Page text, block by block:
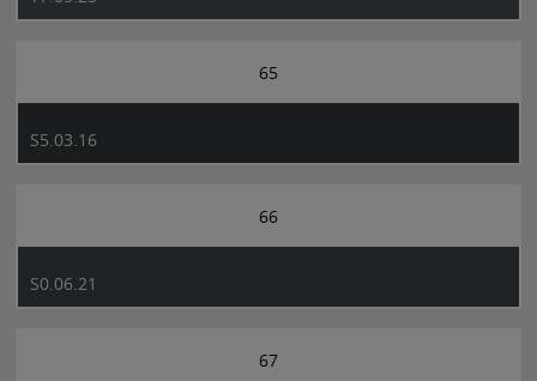
65
S5.03.16
66
S0.06.21
67